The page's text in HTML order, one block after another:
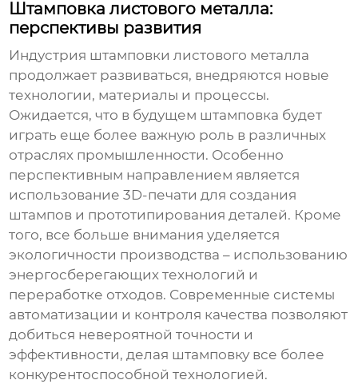
Штамповка листового металла:
перспективы развития
Индустрия штамповки листового металла
продолжает развиваться, внедряются новые
технологии, материалы и процессы.
Ожидается, что в будущем штамповка будет
играть еще более важную роль в различных
отраслях промышленности. Особенно
перспективным направлением является
использование 3D-печати для создания
штампов и прототипирования деталей. Кроме
того, все больше внимания уделяется
экологичности производства – использованию
энергосберегающих технологий и
переработке отходов. Современные системы
автоматизации и контроля качества позволяют
добиться невероятной точности и
эффективности, делая штамповку все более
конкурентоспособной технологией.